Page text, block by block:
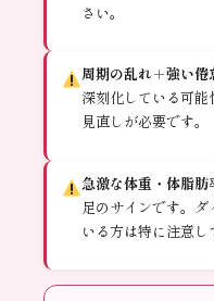
さい。
周期の乱れ＋強い倦
深刻化している可
見直しが必要です。
急激な体重・体脂肪
足のサインです。
いる方は特に注意し